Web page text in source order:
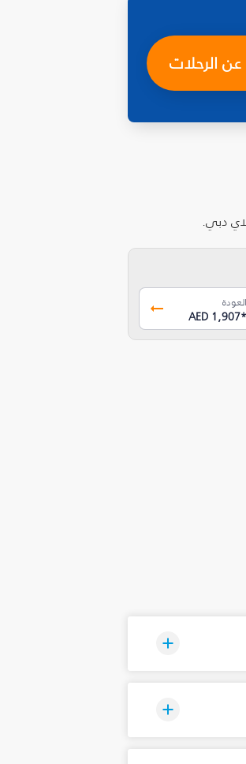
الرحلات
دبي.
العودة
AED 1,907*